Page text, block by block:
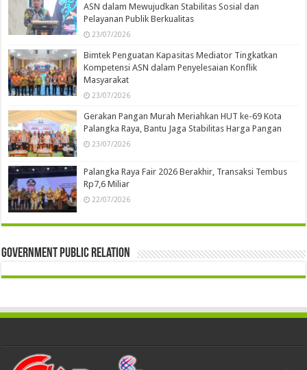
ASN dalam Mewujudkan Stabilitas Sosial dan
Pelayanan Publik Berkualitas
23/07/2026
Bimtek Penguatan Kapasitas Mediator Tingkatkan
Kompetensi ASN dalam Penyelesaian Konflik
Masyarakat
23/07/2026
Gerakan Pangan Murah Meriahkan HUT ke-69 Kota
Palangka Raya, Bantu Jaga Stabilitas Harga Pangan
23/07/2026
Palangka Raya Fair 2026 Berakhir, Transaksi Tembus
Rp7,6 Miliar
22/07/2026
Government Public Relation